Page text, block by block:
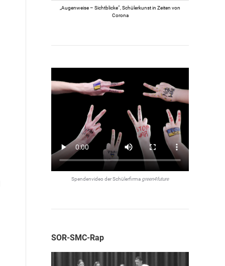
„Augenweise – Sichtblicke“, Schülerkunst in Zeiten von
Corona
Spendenvideo der Schülerfirma green4future
SOR-SMC-Rap